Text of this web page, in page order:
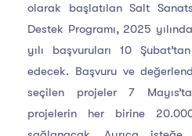
olarak başlatılan Salt
Destek Programı, 2025
yılı başvuruları 10
edecek. Başvuru ve
seçilen projeler 7
projelerin her birine